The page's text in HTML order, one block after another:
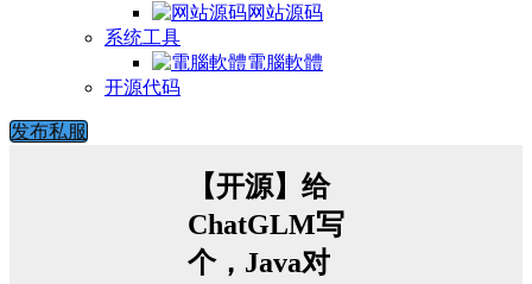
网站源码
系统工具
電腦軟體
开源代码
发布私服
【开源】给
ChatGLM写
个，Java对